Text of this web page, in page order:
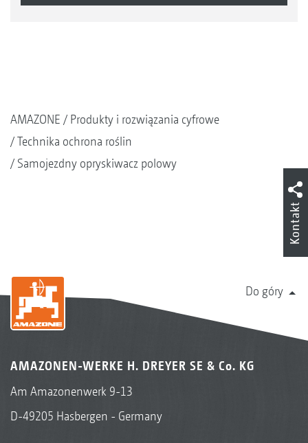
AMAZONE
Produkty i rozwiązania cyfrowe
Technika ochrona roślin
Samojezdny opryskiwacz polowy
Do góry
AMAZONEN-WERKE H. DREYER SE & Co. KG
Am Amazonenwerk 9-13
D-49205 Hasbergen - Germany
Kontakt